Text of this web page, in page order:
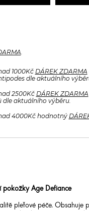
.
1000Kč DÁREK ZDARMA
dle aktuálního
2500Kč DÁREK ZDARMA
dle aktuálního výběru.
4000Kč hodnotný
pokožky Age Defiance
pleťové péče. Obsahuje